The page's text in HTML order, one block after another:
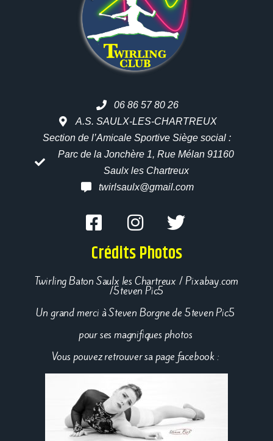
06 86 57 80 26
A.S. SAULX-LES-CHARTREUX
Section de l’Amicale Sportive Siège social :
Parc de la Jonchère 1, Rue Mélan 91160
Saulx les Chartreux
twirlsaulx@gmail.com
Crédits Photos
Twirling Baton Saulx les Chartreux / Pixabay.com
/5teven Pic5
Un grand merci à Steven Borgne de 5teven Pic5
pour ses magnifiques photos
Vous pouvez retrouver sa page facebook :